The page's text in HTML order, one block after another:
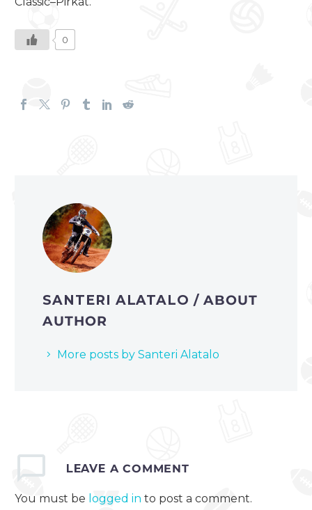
0
SANTERI ALATALO/ ABOUT
AUTHOR
More posts by Santeri Alatalo
LEAVE A COMMENT
You must be logged in to post a comment.